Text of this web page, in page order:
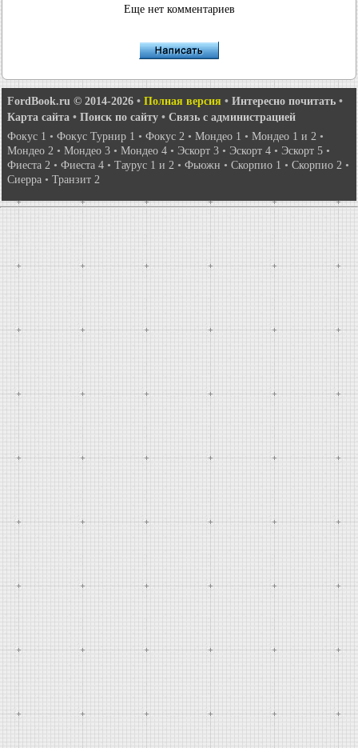
Еще нет комментариев
FordBook.ru © 2014-2026 • Полная версия • Интересно почитать •
Карта сайта • Поиск по сайту • Связь с администрацией
Фокус 1 • Фокус Турнир 1 • Фокус 2 • Мондео 1 • Мондео 1 и 2 •
Мондео 2 • Мондео 3 • Мондео 4 • Эскорт 3 • Эскорт 4 • Эскорт 5 •
Фиеста 2 • Фиеста 4 • Таурус 1 и 2 • Фьюжн • Скорпио 1 • Скорпио 2 •
Сиерра • Транзит 2